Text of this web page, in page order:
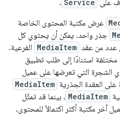
على Service
.
عرض مكتبة المحتوى الخاصة
جذر واحد. يمكن أن يحتوي كل
عدد من عقد MediaItem الفرعية.
استنادًا إلى طلب تطبيق
الشجرة التي تعرضها على عميل
العقدة الجذرية MediaItem
MediaItem ، بينما قد تمثّل
آخر مكتبة أكثر اكتمالاً للمحتوى.